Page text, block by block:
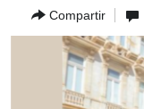
navegación
principal
INFORME DEL
SOBRE CUBA
MUNDO
DEPORTES
ARTE Y
Compartir